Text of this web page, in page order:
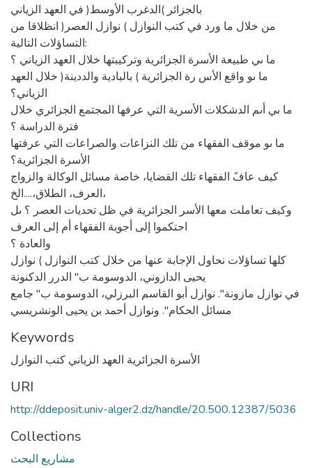
بالجزائر )الدغرب الأوسط( في العهد الزياني
من خلال ما ورد في كتب النوازل ) نوازل العصر( انظلاقا من
التساؤلات التالية:
ما ىي طبيعة الأسرة الجزائرية وتركيبتها خلال العهد الزياني ؟
ما ىو واقع الأس رة الجزائرية ) بالبادية والددينة( خلال العهد
الزياني؟
ما ىي أىم الدشكلات الأسرية التي عرفها المجتمع الجزائري خلال
فترة الدراسة ؟
ما ىو موقف الفقهاء من تلك النزاعات والصراعات التي عرفتها
الأسرة الجزائرية؟
كيف عافً الفقهاء تلك القضايا، خاصة مسائل الوكالة والزواج
العرف، الطلاق،....الخ،
وكيف تعاملت معها الأسر الجزائرية في ظل تحديات العصر ؟ ىل
احتكموا إلى أجوبة الفقهاء أم إلى العرف
والعادة ؟
كلها تساؤلات نحاول الإجابة عنها من خلال كتب النوازل ) نوازل
يحيى الدازوني، الدوسومة ب" الدرر الدكنونة
في نوازل مازونة". نوازل أبو القاسم البرزلي، الدوسومة ب" جامع
مسائل الحكام". ونوازل أحمد بن يحيى الونشريسي
Keywords
الأسرة الجزائرية العهد الزياني كتب النوازل
URI
http://ddeposit.univ-alger2.dz/handle/20.500.12387/5036
Collections
مشاريع البحث